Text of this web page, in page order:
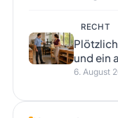
RECHT
und ein
6. August